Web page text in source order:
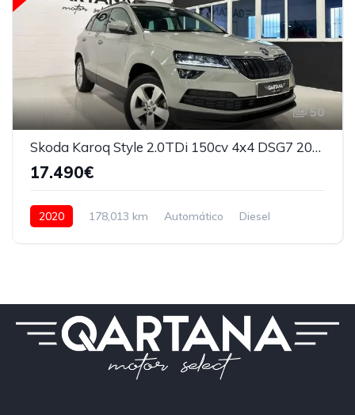
50
Skoda Karoq Style 2.0TDi 150cv 4x4 DSG7 2020
17.490€
2020 178,013 km Automático
Diesel